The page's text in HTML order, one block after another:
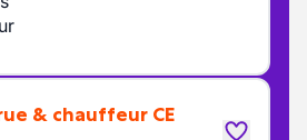
& chauffeur CE